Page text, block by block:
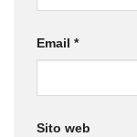
Email *
Sito web